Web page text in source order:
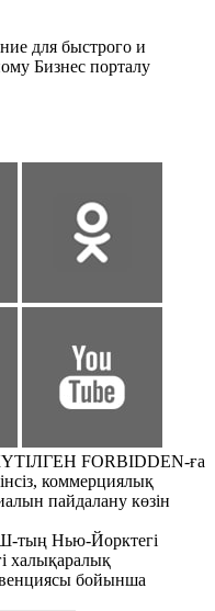
для быстрого и
Бизнес порталу
FORBIDDEN-ға
коммерциялық
пайдалану көзін
тың Нью-Йорктегі
халықаралық
бойынша